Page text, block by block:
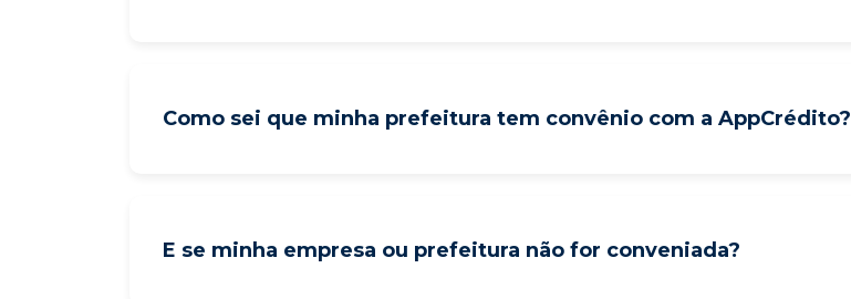
Como sei que minha prefeitura tem convênio com a AppCrédito?
E se minha empresa ou prefeitura não for conveniada?